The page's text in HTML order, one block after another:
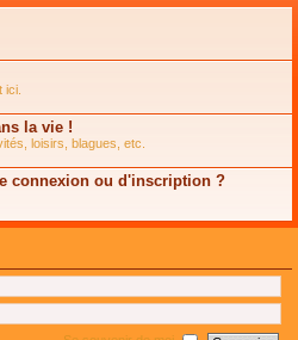
ici.
la vie !
loisirs, blagues, etc.
connexion ou d'inscription ?